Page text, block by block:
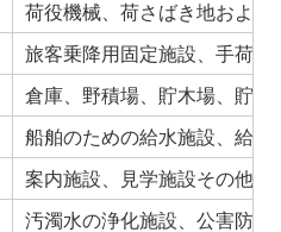
荷役機械、荷さばき地および
旅客乗降用固定施設、手荷
倉庫、野積場、貯木場、貯
船舶のための給水施設、給
案内施設、見学施設その他
汚濁水の浄化施設、公害防止